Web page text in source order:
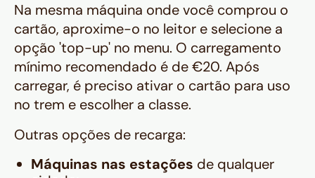
Na mesma máquina onde você comprou o
cartão, aproxime-o no leitor e selecione a
opção 'top-up' no menu. O carregamento
mínimo recomendado é de €20. Após
carregar, é preciso ativar o cartão para uso
no trem e escolher a classe.
Outras opções de recarga:
Máquinas nas estações de qualquer